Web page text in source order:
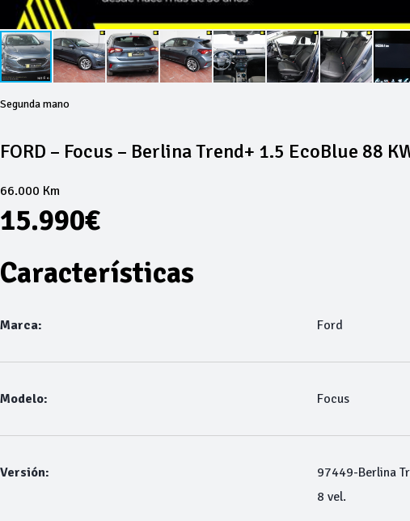
Segunda mano
FORD – Focus – Berlina Trend+ 1.5 EcoBlue 88
66.000 Km
15.990€
Características
Marca: Ford
Modelo: Focus
Versión:
97449-Berlina
8 vel.